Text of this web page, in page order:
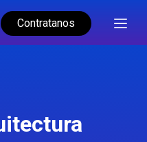
Contratanos